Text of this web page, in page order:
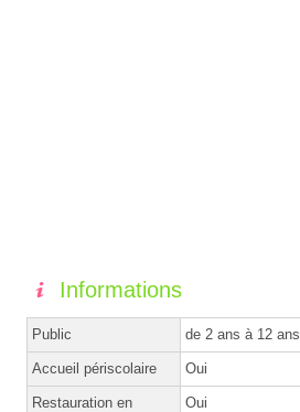
Informations
Public de 2 ans à 12 ans
Accueil périscolaire Oui
Restauration en
Oui